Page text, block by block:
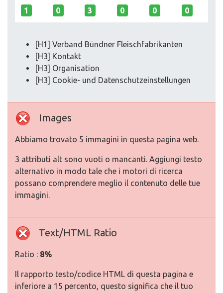
1 0 3 0 0 0
[H1] Verband Bündner Fleisch­fabrikanten
[H3] Kontakt
[H3] Organisation
[H3] Cookie- und Datenschutzeinstellungen
Images
Abbiamo trovato 5 immagini in questa pagina web.
3 attributi alt sono vuoti o mancanti. Aggiungi testo
alternativo in modo tale che i motori di ricerca
possano comprendere meglio il contenuto delle tue
immagini.
Text/HTML Ratio
Ratio : 8%
Il rapporto testo/codice HTML di questa pagina e
inferiore a 15 percento, questo significa che il tuo